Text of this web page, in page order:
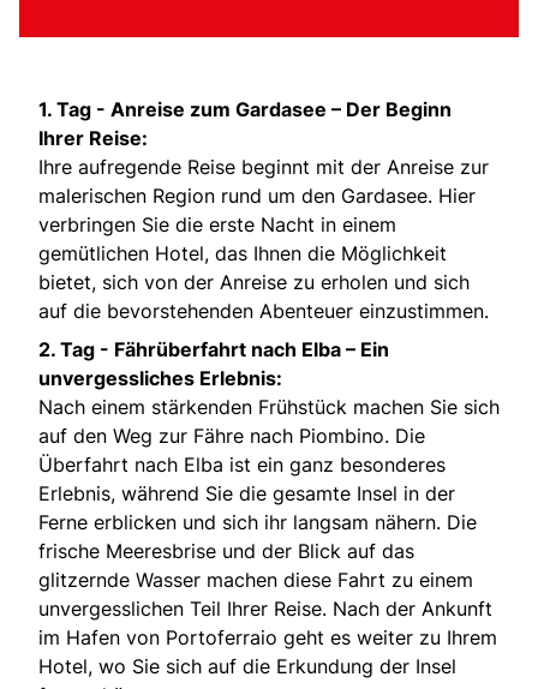
1. Tag - Anreise zum Gardasee – Der Beginn
Ihrer Reise:
Ihre aufregende Reise beginnt mit der Anreise zur
malerischen Region rund um den Gardasee. Hier
verbringen Sie die erste Nacht in einem
gemütlichen Hotel, das Ihnen die Möglichkeit
bietet, sich von der Anreise zu erholen und sich
auf die bevorstehenden Abenteuer einzustimmen.
2. Tag - Fährüberfahrt nach Elba – Ein
unvergessliches Erlebnis:
Nach einem stärkenden Frühstück machen Sie sich
auf den Weg zur Fähre nach Piombino. Die
Überfahrt nach Elba ist ein ganz besonderes
Erlebnis, während Sie die gesamte Insel in der
Ferne erblicken und sich ihr langsam nähern. Die
frische Meeresbrise und der Blick auf das
glitzernde Wasser machen diese Fahrt zu einem
unvergesslichen Teil Ihrer Reise. Nach der Ankunft
im Hafen von Portoferraio geht es weiter zu Ihrem
Hotel, wo Sie sich auf die Erkundung der Insel